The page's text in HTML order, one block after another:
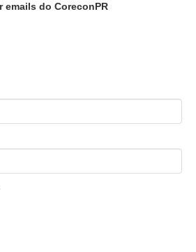
emails do CoreconPR